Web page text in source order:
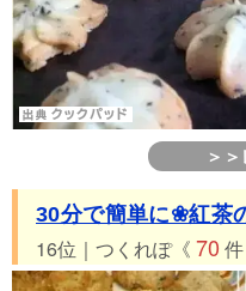
＞
30分で簡単に❀紅茶
16位｜つくれぽ《 70 件